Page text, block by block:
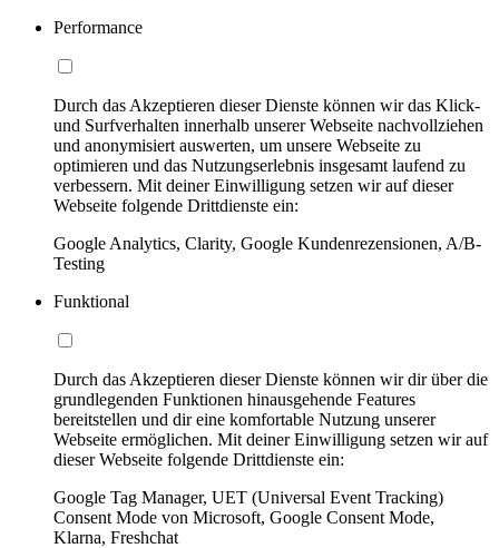
Performance
Durch das Akzeptieren dieser Dienste können wir das Klick-
und Surfverhalten innerhalb unserer Webseite nachvollziehen
und anonymisiert auswerten, um unsere Webseite zu
optimieren und das Nutzungserlebnis insgesamt laufend zu
verbessern. Mit deiner Einwilligung setzen wir auf dieser
Webseite folgende Drittdienste ein:
Google Analytics, Clarity, Google Kundenrezensionen, A/B-
Testing
Funktional
Durch das Akzeptieren dieser Dienste können wir dir über die
grundlegenden Funktionen hinausgehende Features
bereitstellen und dir eine komfortable Nutzung unserer
Webseite ermöglichen. Mit deiner Einwilligung setzen wir auf
dieser Webseite folgende Drittdienste ein:
Google Tag Manager, UET (Universal Event Tracking)
Consent Mode von Microsoft, Google Consent Mode,
Klarna, Freshchat